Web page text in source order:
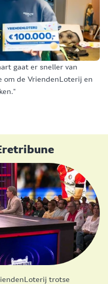
gaat er sneller van
om de VriendenLoterij en
trotse